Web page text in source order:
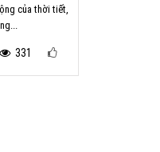
của thời tiết,
331